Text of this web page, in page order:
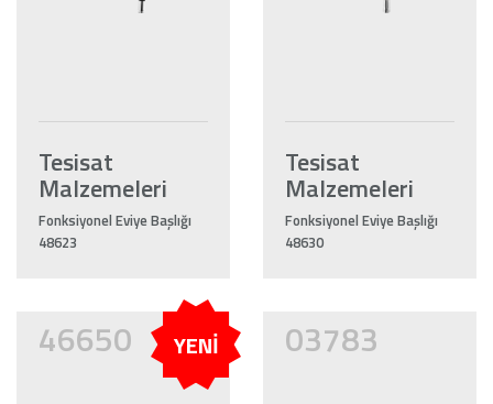
Tesisat
Malzemeleri
Fonksiyonel Eviye Başlığı
48623
Tesisat
Malzemeleri
Fonksiyonel Eviye Başlığı
48630
46650 YENİ 03783